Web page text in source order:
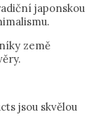
japonskou
země
jsou skvělou